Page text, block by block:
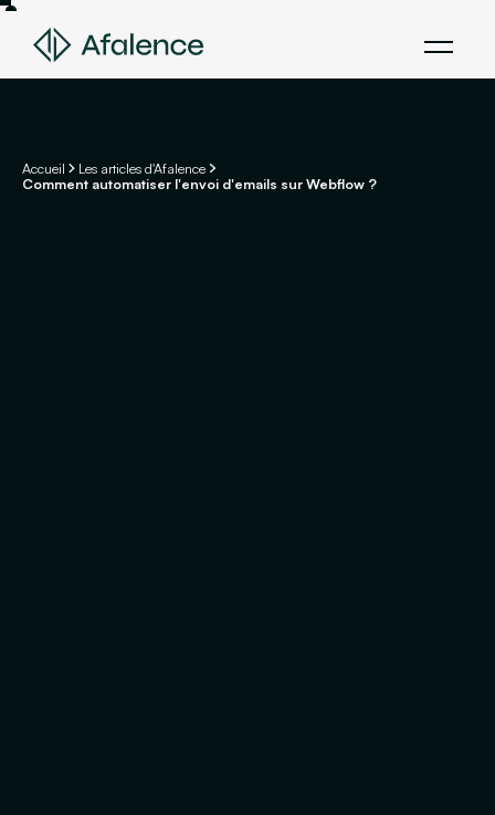
Accueil
Les articles d'Afalence
Comment automatiser l'envoi d'emails sur Webflow ?